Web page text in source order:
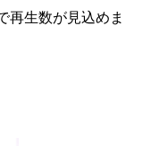
再生数が見込めま